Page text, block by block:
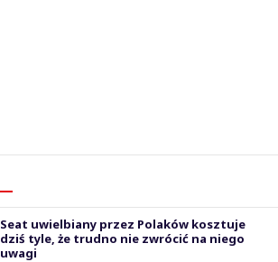
Seat uwielbiany przez Polaków kosztuje
dziś tyle, że trudno nie zwrócić na niego
uwagi